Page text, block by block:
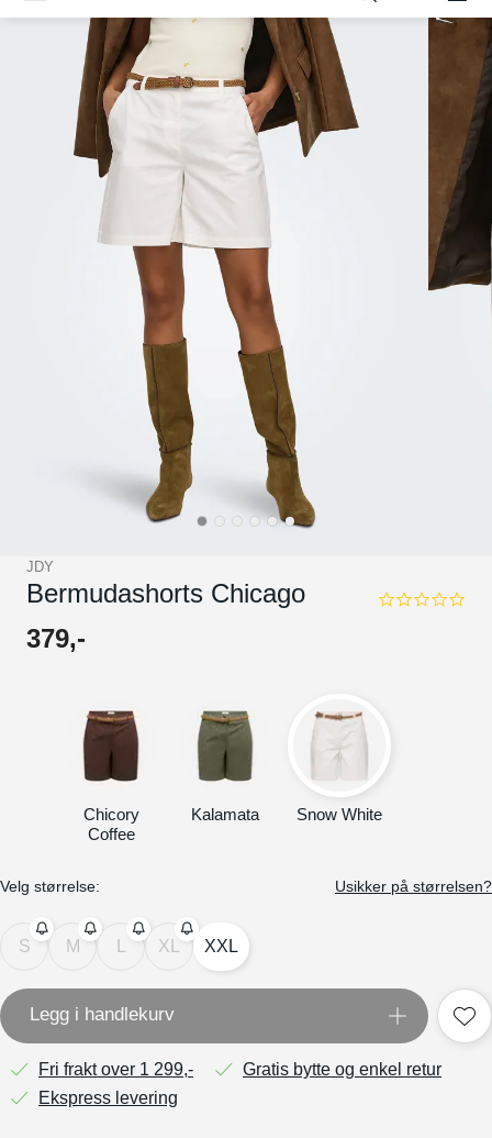
JDY
Bermudashorts Chicago
0.0
379,-
Chicory
Coffee
Kalamata Snow White
Velg størrelse: Usikker på størrelsen?
S M XL XXL
Legg i handlekurv
Fri frakt over 1 299,-
Gratis bytte og enkel retur
Ekspress levering